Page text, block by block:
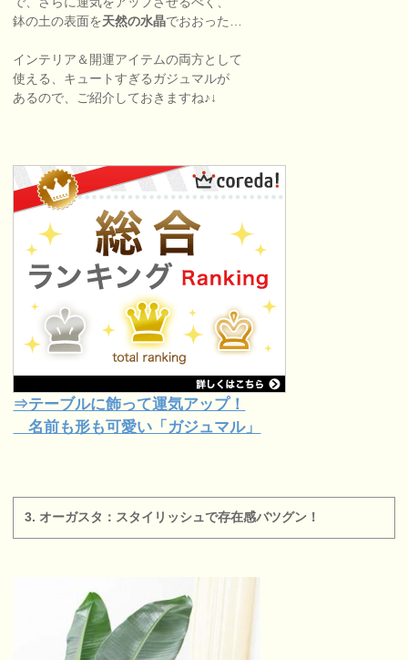
鉢の土の表面を天然の水晶でおおった…
インテリア＆開運アイテムの両方として
使える、キュートすぎるガジュマルが
あるので、ご紹介しておきますね♪↓
⇒テーブルに飾って運気アップ！
名前も形も可愛い「ガジュマル」
3. オーガスタ：スタイリッシュで存在感バツグン！